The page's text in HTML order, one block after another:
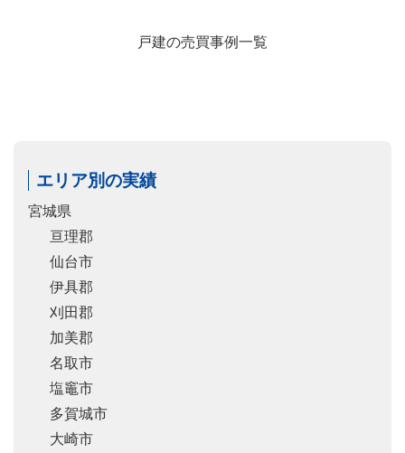
戸建の売買事例一覧
エリア別の実績
宮城県
亘理郡
仙台市
伊具郡
刈田郡
加美郡
名取市
塩竈市
多賀城市
大崎市